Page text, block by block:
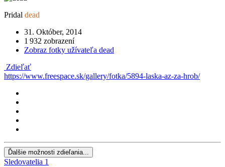
Pridal dead
31. Október, 2014
1 932 zobrazení
Zobraz fotky užívateľa dead
Zdieľať
https://www.freespace.sk/gallery/fotka/5894-laska-az-za-hrob/
Ďalšie možnosti zdieľania...
Sledovatelia 1